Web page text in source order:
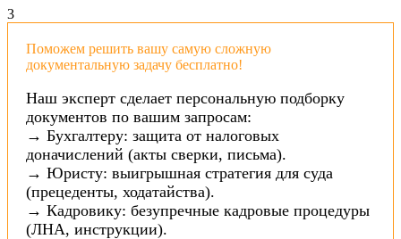
3
Поможем решить вашу самую сложную
документальную задачу бесплатно!
Наш эксперт сделает персональную подборку
документов по вашим запросам:
→ Бухгалтеру: защита от налоговых
доначислений (акты сверки, письма).
→ Юристу: выигрышная стратегия для суда
(прецеденты, ходатайства).
→ Кадровику: безупречные кадровые процедуры
(ЛНА, инструкции).